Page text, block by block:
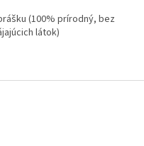
(100% prírodný, bez
látok)